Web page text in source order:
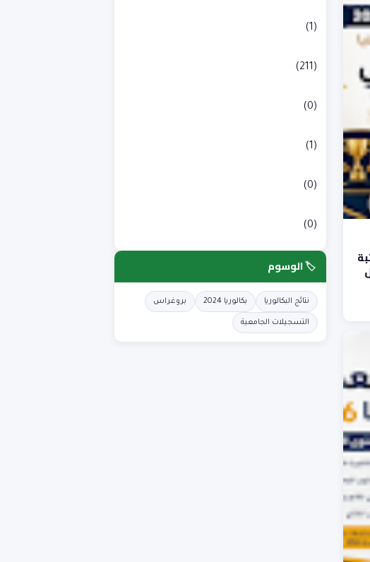
(1)
(211)
(0)
(1)
(0)
(0)
🏷️ الوسوم
نتائج البكالوريا بكالوريا 2024 بروغراس
التسجيلات الجامعية